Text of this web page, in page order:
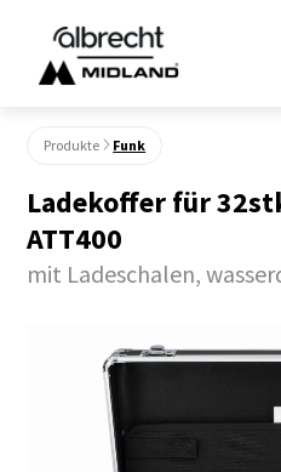
Produkte Funk
Ladekoffer für
ATT400
mit Ladeschalen,